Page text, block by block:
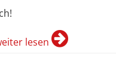
lesen